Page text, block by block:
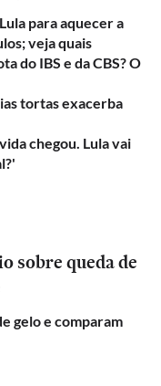
para aquecer a
veja quais
do IBS e da CBS? O
tortas exacerba
chegou. Lula vai
sobre queda de
gelo e comparam